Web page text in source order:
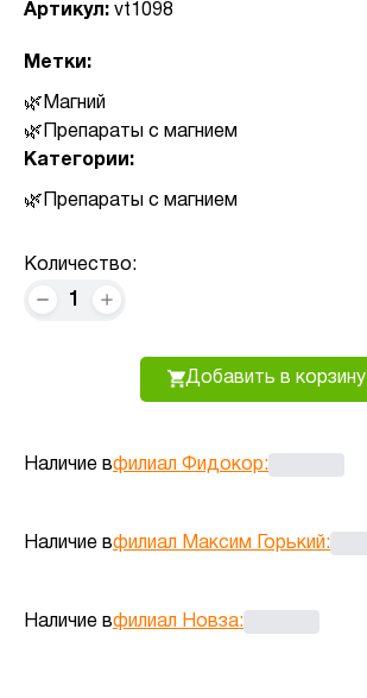
Артикул: vt1098
Метки:
Магний
Препараты с магнием
Категории:
Препараты с магнием
Количество:
1
Добавить в корзину
Наличие вфилиал Фидокор:
Наличие вфилиал Максим Горький:
Наличие вфилиал Новза: